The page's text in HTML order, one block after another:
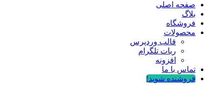
صفحه اصلی
بلاگ
فروشگاه
محصولات
قالب وردپرس
ربات تلگرام
افزونه
تماس با ما
فروشنده شوید!